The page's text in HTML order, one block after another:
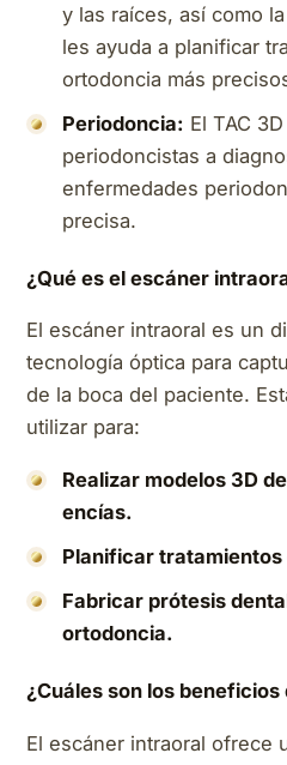
y las raíces, así como
les ayuda a planificar
ortodoncia más
Periodoncia: El TAC
periodoncistas a
enfermedades
precisa.
¿Qué es el escáner
El escáner intraoral es un
tecnología óptica para
de la boca del paciente.
utilizar para:
Realizar modelos 3D
encías.
Planificar tratamientos
Fabricar prótesis
ortodoncia.
¿Cuáles son los
El escáner intraoral ofrece